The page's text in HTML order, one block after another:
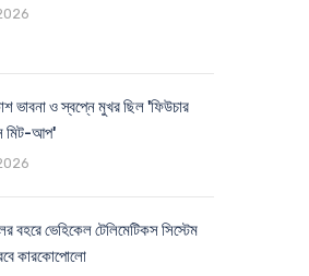
ভাবনা ও স্বপ্নে মুখর ছিল 'ফিউচার
মিট-আপ'
বহরে ভেহিকেল টেলিমেটিকস সিস্টেম
কারকোপোলো